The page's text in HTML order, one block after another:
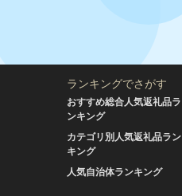
ランキングでさがす
おすすめ総合人気返礼品ラ
ンキング
カテゴリ別人気返礼品ラン
キング
人気自治体ランキング